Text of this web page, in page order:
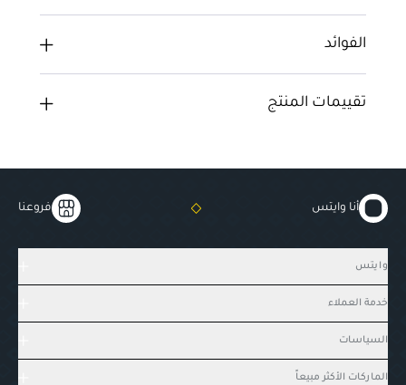
الفوائد
تقييمات المنتج
أنا وايتس فروعنا
وايتس
خدمة العملاء
السياسات
الماركات الأكثر مبيعاً